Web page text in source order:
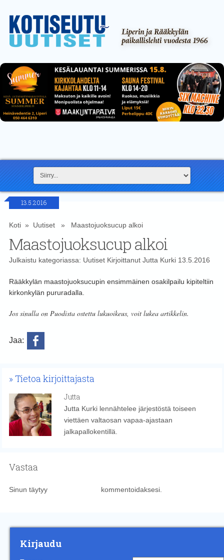
13.5.2016
Koti» Uutiset» Maastojuoksucup alkoi
Maastojuoksucup alkoi
Julkaistu kategoriassa: UutisetKirjoittanut Jutta Kurki13.5.2016
Rääkkylän maastojuoksucupin ensimmäinen osakilpailu kipiteltiin
kirkonkylän pururadalla.
Jos sinulla on Puodista ostettu lukuoikeus, voit lukea artikkelin.
Jaa:
Tietoa kirjoittajasta
Jutta
Jutta Kurki lennähtelee järjestöstä toiseen
viettäen valtaosan vapaa-ajastaan
jalkapallokentillä.
Vastaa
Sinun täytyy kommentoidaksesi.
Kirjaudu